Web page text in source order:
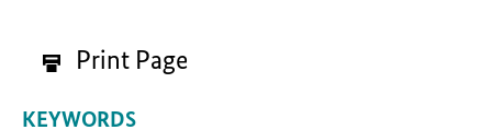
Print Page
KEYWORDS